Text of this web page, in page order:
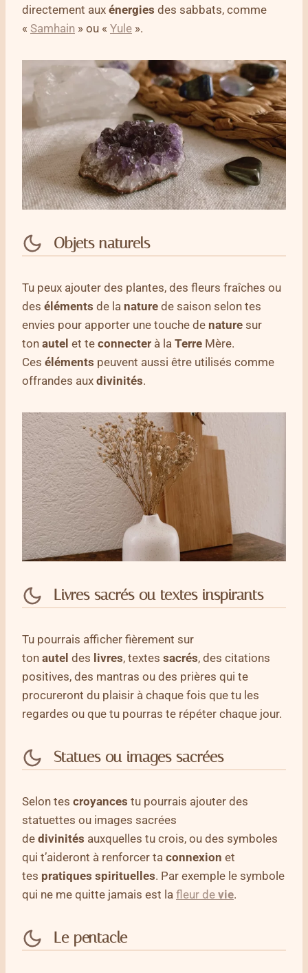
directement aux énergies des sabbats, comme
« Samhain » ou « Yule ».
Objets naturels
Tu peux ajouter des plantes, des fleurs fraîches ou
des éléments de la nature de saison selon tes
envies pour apporter une touche de nature sur
ton autel et te connecter à la Terre Mère.
Ces éléments peuvent aussi être utilisés comme
offrandes aux divinités.
Livres sacrés ou textes inspirants
Tu pourrais afficher fièrement sur
ton autel des livres, textes sacrés, des citations
positives, des mantras ou des prières qui te
procureront du plaisir à chaque fois que tu les
regardes ou que tu pourras te répéter chaque jour.
Statues ou images sacrées
Selon tes croyances tu pourrais ajouter des
statuettes ou images sacrées
de divinités auxquelles tu crois, ou des symboles
qui t’aideront à renforcer ta connexion et
tes pratiques spirituelles. Par exemple le symbole
qui ne me quitte jamais est la fleur de vie.
Le pentacle